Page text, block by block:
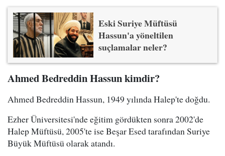
Eski Suriye Müftüsü
Hassun'a yöneltilen
suçlamalar neler?
Ahmed Bedreddin Hassun kimdir?
Ahmed Bedreddin Hassun, 1949 yılında Halep'te doğdu.
Ezher Üniversitesi'nde eğitim gördükten sonra 2002'de
Halep Müftüsü, 2005'te ise Beşar Esed tarafından Suriye
Büyük Müftüsü olarak atandı.